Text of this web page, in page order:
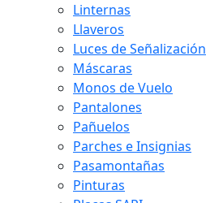
Linternas
Llaveros
Luces de Señalización
Máscaras
Monos de Vuelo
Pantalones
Pañuelos
Parches e Insignias
Pasamontañas
Pinturas